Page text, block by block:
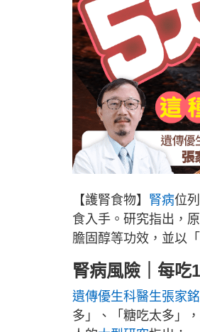
【護腎食物】 腎病位
食入手。研究指出，
膽固醇等功效，並以
腎病風險｜每吃
遺傳優生科醫生張家銘
多」、「糖吃太多」